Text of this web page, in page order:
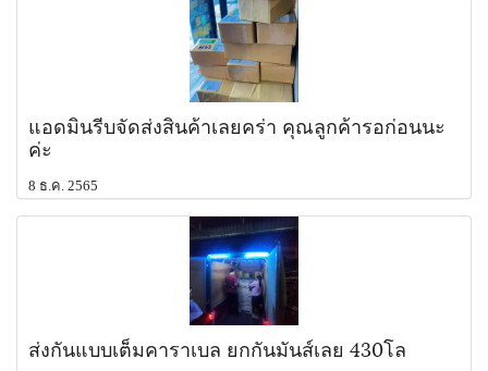
แอดมินรีบจัดส่งสินค้าเลยคร่า คุณลูกค้ารอก่อนนะ
ค่ะ
8 ธ.ค. 2565
ส่งกันแบบเต็มคาราเบล ยกกันมันส์เลย 430โล